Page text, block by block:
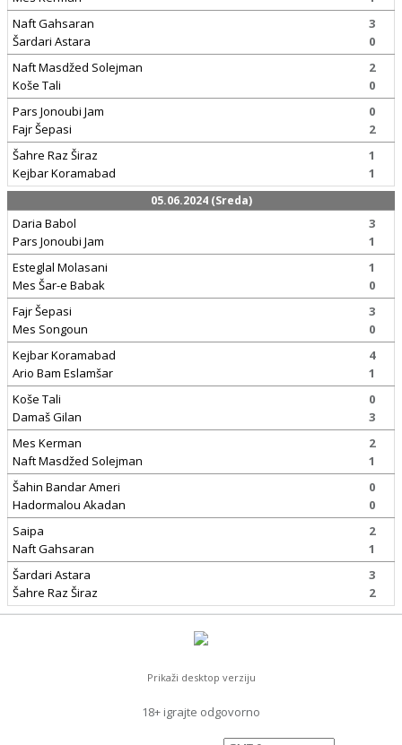
Naft Gahsaran
Šardari Astara
3
0
Naft Masdžed Solejman
Koše Tali
2
0
Pars Jonoubi Jam
Fajr Šepasi
0
2
Šahre Raz Širaz
Kejbar Koramabad
1
1
05.06.2024 (Sreda)
Daria Babol
Pars Jonoubi Jam
3
1
Esteglal Molasani
Mes Šar-e Babak
1
0
Fajr Šepasi
Mes Songoun
3
0
Kejbar Koramabad
Ario Bam Eslamšar
4
1
Koše Tali
Damaš Gilan
0
3
Mes Kerman
Naft Masdžed Solejman
2
1
Šahin Bandar Ameri
Hadormalou Akadan
0
0
Saipa
Naft Gahsaran
2
1
Šardari Astara
Šahre Raz Širaz
3
2
Prikaži desktop verziju
18+ igrajte odgovorno